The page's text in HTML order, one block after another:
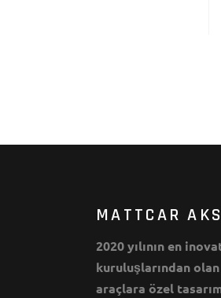
MATTCAR
2020 yılının en
kuruluşlarından
araçlara özel